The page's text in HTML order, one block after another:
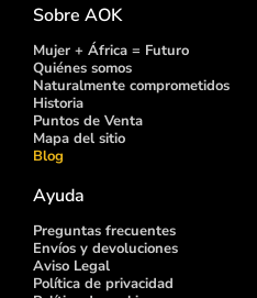
Sobre AOK
Mujer + África = Futuro
Quiénes somos
Naturalmente comprometidos
Historia
Puntos de Venta
Mapa del sitio
Blog
Ayuda
Preguntas frecuentes
Envíos y devoluciones
Aviso Legal
Política de privacidad